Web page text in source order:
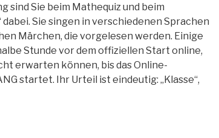
sind Sie beim Mathequiz und beim
dabei. Sie singen in verschiedenen Sprachen
Märchen, die vorgelesen werden. Einige
Stunde vor dem offiziellen Start online,
erwarten können, bis das Online-
startet. Ihr Urteil ist eindeutig: „Klasse“,